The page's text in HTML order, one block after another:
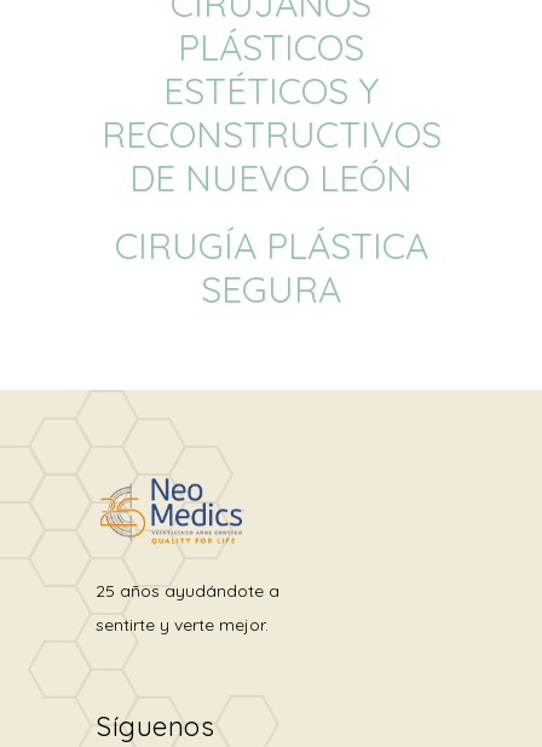
PLÁSTICOS
ESTÉTICOS Y
RECONSTRUCTIVOS
DE NUEVO LEÓN
CIRUGÍA PLÁSTICA
SEGURA
25 años ayudándote a
sentirte y verte mejor.
Síguenos